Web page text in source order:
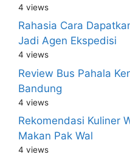
4 views
Rahasia Cara
Jadi Agen Ekspedisi
4 views
Review Bus Pahala
Bandung
4 views
Rekomendasi Kuliner
Makan Pak Wal
4 views